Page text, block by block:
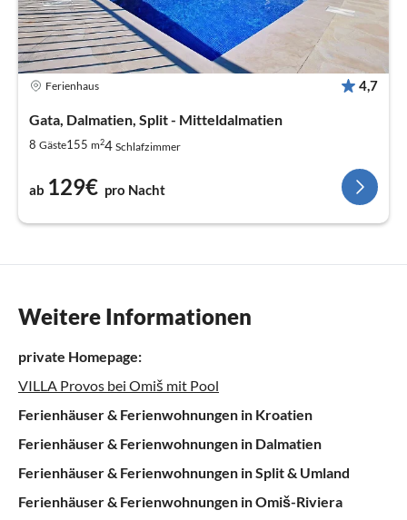
Ferienhaus 4,7
Gata, Dalmatien, Split - Mitteldalmatien
8 Gäste155 m24 Schlafzimmer
ab 129€ pro Nacht
Weitere Informationen
private Homepage:
VILLA Provos bei Omiš mit Pool
Ferienhäuser & Ferienwohnungen in Kroatien
Ferienhäuser & Ferienwohnungen in Dalmatien
Ferienhäuser & Ferienwohnungen in Split & Umland
Ferienhäuser & Ferienwohnungen in Omiš-Riviera